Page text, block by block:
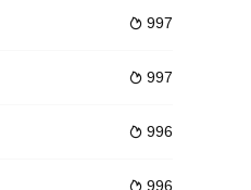
 997
 997
 996
 996